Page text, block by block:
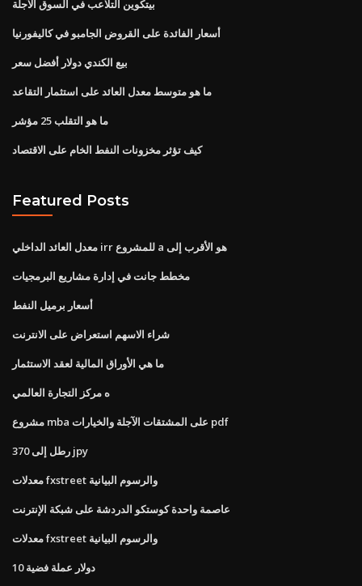
بيتكوين التلاعب في السوق الآجلة
أسعار الفائدة على القروض الجامبو في كاليفورنيا
بيع الكندي دولار أفضل سعر
ما هو متوسط ​​معدل العائد على استثمار التقاعد
ما هو التقلب 25 مؤشر
كيف تؤثر مخزونات النفط الخام على الاقتصاد
Featured Posts
معدل العائد الداخلي irr للمشروع a هو الأقرب إلى
مخطط جانت في إدارة مشاريع البرمجيات
أسعار برميل النفط
شراء الاسهم استعراض على الانترنت
ما هي الأوراق المالية لعقد الاستثمار
ه مركز التجارة العالمي
مشروع mba على المشتقات الآجلة والخيارات pdf
370 رطل إلى jpy
معدلات fxstreet والرسوم البيانية
عاصمة واحدة كوستكو الدردشة على شبكة الإنترنت
معدلات fxstreet والرسوم البيانية
10 دولار عملة فضية